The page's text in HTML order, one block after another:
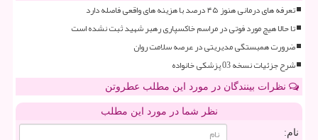
تعرفه های درمانی هنوز ۴۵ درصد با هزینه های واقعی فاصله دارد
تا حالا هیچ مورد فوتی در مراسم خاکسپاری رهبر شهید ثبت نشده است
ضرورت همبستگی مدیریتی در عرصه سلامت روان
شرح جزئیات نسخه 03 پزشکی خانواده
نظرات بینندگان در مورد این مطلب عطروتن
نظر شما در مورد این مطلب
نام: